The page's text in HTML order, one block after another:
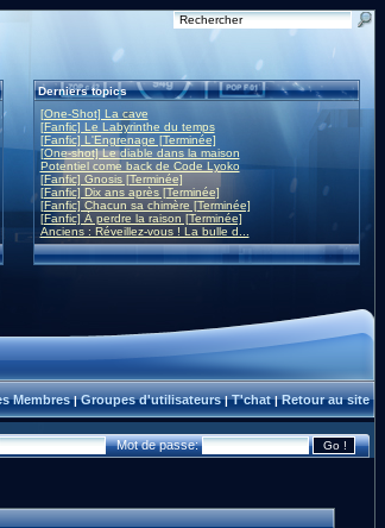
Derniers topics
[One-Shot] La cave
[Fanfic] Le Labyrinthe du temps
[Fanfic] L'Engrenage [Terminée]
[One-shot] Le diable dans la maison
Potentiel come back de Code Lyoko
[Fanfic] Gnosis [Terminée]
[Fanfic] Dix ans après [Terminée]
[Fanfic] Chacun sa chimère [Terminée]
[Fanfic] À perdre la raison [Terminée]
Anciens : Réveillez-vous ! La bulle d...
Membres|Groupes d'utilisateurs|T'chat|Retour au site
Mot de passe: